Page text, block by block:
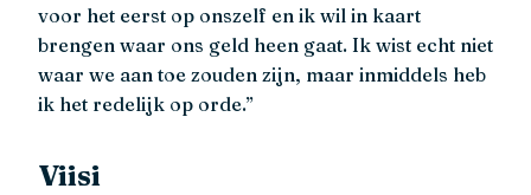
voor het eerst op onszelf en ik wil in kaart
brengen waar ons geld heen gaat. Ik wist echt niet
waar we aan toe zouden zijn, maar inmiddels heb
ik het redelijk op orde.”
Viisi